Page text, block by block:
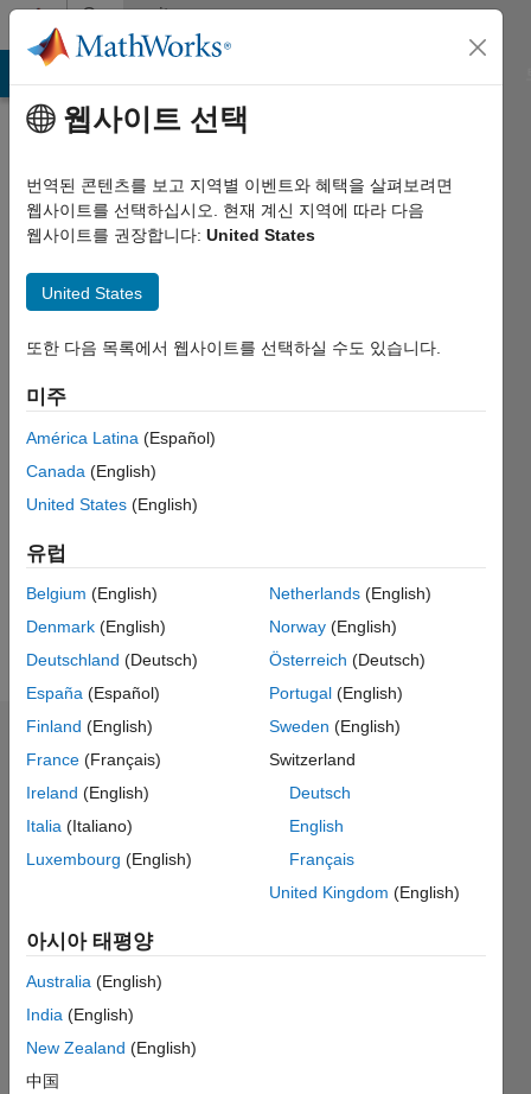
콘텐츠로 바로 가기
Community
Profile
chrisath
Last
대략 3년
활동
Followers:
Following:
대시보드
통계
웹사이트 선택
번역된 콘텐츠를 보고 지역별 이벤트와 혜택을 살펴보려면
웹사이트를 선택하십시오. 현재 계신 지역에 따라 다음
웹사이트를 권장합니다: United States
United States
또한 다음 목록에서 웹사이트를 선택하실 수도 있습니다.
미주
América Latina (Español)
Canada (English)
United States (English)
유럽
Belgium (English)
Denmark (English)
Deutschland (Deutsch)
España (Español)
Finland (English)
France (Français)
Ireland (English)
Italia (Italiano)
Luxembourg (English)
Netherlands(English)
Norway(English)
Österreich (Deutsch)
Portugal(English)
Sweden (English)
Switzerland
Deutsch
English
Français
United Kingdom (English)
아시아 태평양
Australia (English)
India (English)
New Zealand (English)
中国